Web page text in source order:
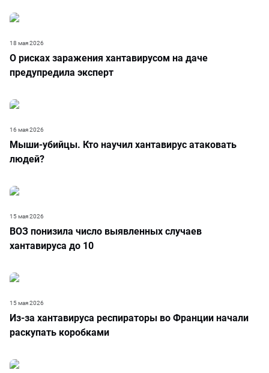
О рисках заражения хантавирусом на даче
предупредила эксперт
18 мая 2026
Мыши-убийцы. Кто научил хантавирус атаковать
людей?
16 мая 2026
ВОЗ понизила число выявленных случаев
хантавируса до 10
15 мая 2026
Из-за хантавируса респираторы во Франции начали
раскупать коробками
15 мая 2026